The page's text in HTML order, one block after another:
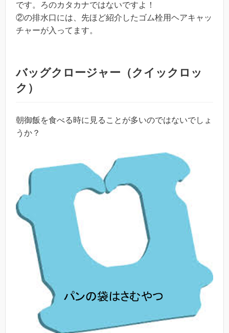
です。ろのカタカナではないですよ！
②の排水口には、先ほど紹介したゴム栓用ヘアキャッ
チャーが入ってます。
バッグクロージャー（クイックロッ
ク）
朝御飯を食べる時に見ることが多いのではないでしょ
うか？